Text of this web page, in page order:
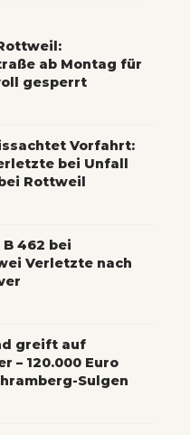
ab Montag für
gesperrt
Vorfahrt:
bei Unfall
Rottweil
462 bei
Verletzte nach
greift auf
– 120.000 Euro
Sulgen